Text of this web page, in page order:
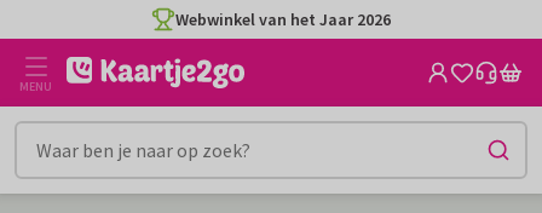
naar
inhoud
Webwinkel van het Jaar 2026
MENU